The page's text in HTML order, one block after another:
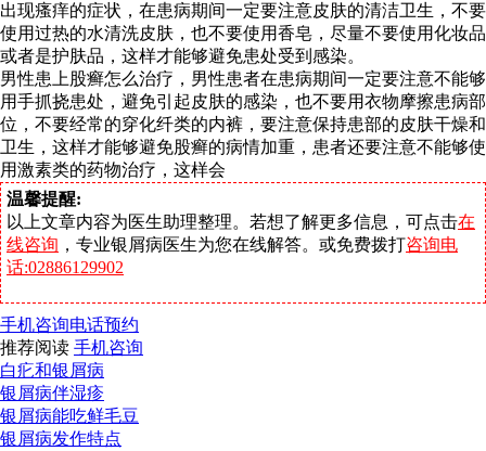
出现瘙痒的症状，在患病期间一定要注意皮肤的清洁卫生，不要
使用过热的水清洗皮肤，也不要使用香皂，尽量不要使用化妆品
或者是护肤品，这样才能够避免患处受到感染。
男性患上股癣怎么治疗，男性患者在患病期间一定要注意不能够
用手抓挠患处，避免引起皮肤的感染，也不要用衣物摩擦患病部
位，不要经常的穿化纤类的内裤，要注意保持患部的皮肤干燥和
卫生，这样才能够避免股癣的病情加重，患者还要注意不能够使
用激素类的药物治疗，这样会
温馨提醒:
以上文章内容为医生助理整理。若想了解更多信息，可点击在
线咨询 ，专业银屑病医生为您在线解答。或免费拨打咨询电
话:02886129902
手机咨询电话预约
推荐阅读 手机咨询
白疕和银屑病
银屑病伴湿疹
银屑病能吃鲜毛豆
银屑病发作特点